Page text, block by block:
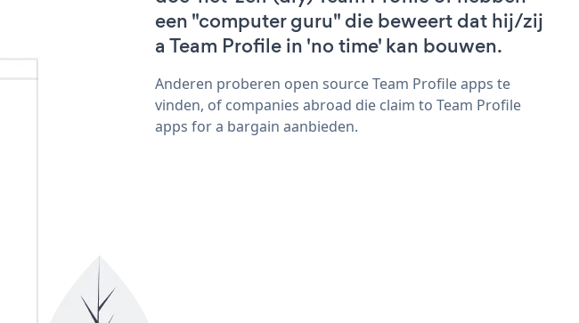
een "computer guru" die beweert dat hij/zij
a Team Profile in 'no time' kan bouwen.
Anderen proberen open source Team Profile apps te
vinden, of companies abroad die claim to Team Profile
apps for a bargain aanbieden.